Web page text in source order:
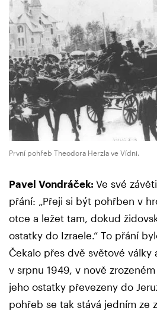
První pohřeb Theodora Herzla ve Vídni.
Pavel Vondráček: Ve své
přání: „Přeji si být pohřben v
otce a ležet tam, dokud
ostatky do Izraele.“ To přání
Čekalo přes dvě světové války
v srpnu 1949, v nově
jeho ostatky převezeny do
pohřeb se tak stává jedním ze